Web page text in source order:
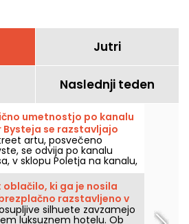
Jutri
Naslednji teden
umetnostjo po kanalu
Bysteja se razstavljajo
artu, posvečeno
se odvija po kanalu
v sklopu Poletja na kanalu,
2026. Na sporedu:
voden ogled fresk, ki jih
z vode, in odkrivanje
skozi njegov šablonski
oblačilo, ki ga je nosila
razstavljeno v
v Parizu – fotografije
silhuete zavzamejo
luksuznem hotelu. Ob